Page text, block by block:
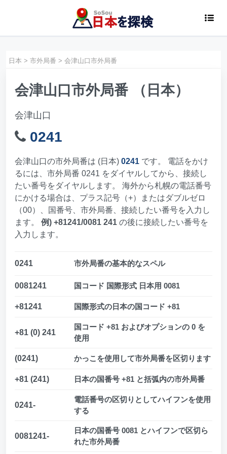
日本 > 市外局番 > 会津山口市外局番
会津山口市外局番 （日本）
会津山口
0241
会津山口の市外局番は (日本) 0241 です。 電話をかけ
るには、市外局番 0241 をダイヤルしてから、接続し
たい番号をダイヤルします。 海外から札幌の電話番号
にかける場合は、プラス記号（+）またはダブルゼロ
（00）、国番号、市外局番、接続したい番号を入力し
ます。 例) +81241/0081 241 の後に接続したい番号を
入力します。
0241 市外局番の基本的なスペル
0081241 国コード 国際形式 日本用 0081
+81241 国際形式の日本の国コード +81
+81 (0) 241
国コード +81 およびオプションの 0 を
使用
(0241) かっこを使用して市外局番を区切ります
+81 (241) 日本の国番号 +81 と括弧内の市外局番
0241-
電話番号の区切りとしてハイフンを使用
する
0081241-
日本の国番号 0081 とハイフンで区切ら
れた市外局番